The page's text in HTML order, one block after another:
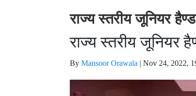
राज्य स्तरीय जूनियर
राज्य स्तरीय जूनियर
By Mansoor Orawala | Nov 24, 2022,